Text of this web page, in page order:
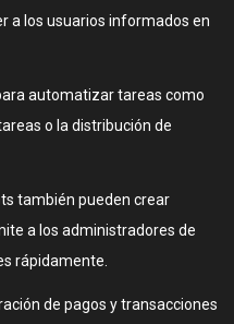
a los usuarios informados en
automatizar tareas como
o la distribución de
también pueden crear
a los administradores de
rápidamente.
de pagos y transacciones